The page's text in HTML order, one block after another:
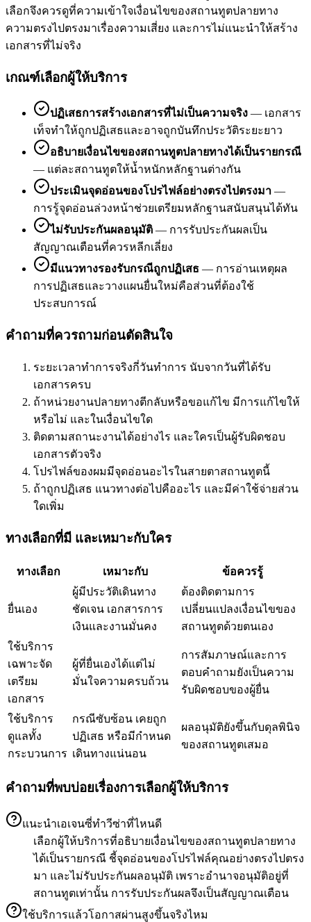
เลือกจึงควรดูที่ความเข้าใจเงื่อนไขของสถานทูตปลายทาง
ความตรงไปตรงมาเรื่องความเสี่ยง และการไม่แนะนำให้สร้าง
เอกสารที่ไม่จริง
เกณฑ์เลือกผู้ให้บริการ
ปฏิเสธการสร้างเอกสารที่ไม่เป็นความจริง — เอกสาร
เท็จทำให้ถูกปฏิเสธและอาจถูกบันทึกประวัติระยะยาว
อธิบายเงื่อนไขของสถานทูตปลายทางได้เป็นรายกรณี
— แต่ละสถานทูตให้น้ำหนักหลักฐานต่างกัน
ประเมินจุดอ่อนของโปรไฟล์อย่างตรงไปตรงมา —
การรู้จุดอ่อนล่วงหน้าช่วยเตรียมหลักฐานสนับสนุนได้ทัน
ไม่รับประกันผลอนุมัติ — การรับประกันผลเป็น
สัญญาณเตือนที่ควรหลีกเลี่ยง
มีแนวทางรองรับกรณีถูกปฏิเสธ — การอ่านเหตุผล
การปฏิเสธและวางแผนยื่นใหม่คือส่วนที่ต้องใช้
ประสบการณ์
คำถามที่ควรถามก่อนตัดสินใจ
ระยะเวลาทำการจริงกี่วันทำการ นับจากวันที่ได้รับ
เอกสารครบ
ถ้าหน่วยงานปลายทางตีกลับหรือขอแก้ไข มีการแก้ไขให้
หรือไม่ และในเงื่อนไขใด
ติดตามสถานะงานได้อย่างไร และใครเป็นผู้รับผิดชอบ
เอกสารตัวจริง
โปรไฟล์ของผมมีจุดอ่อนอะไรในสายตาสถานทูตนี้
ถ้าถูกปฏิเสธ แนวทางต่อไปคืออะไร และมีค่าใช้จ่ายส่วน
ใดเพิ่ม
ทางเลือกที่มี และเหมาะกับใคร
ทางเลือก เหมาะกับ ข้อควรรู้
ยื่นเอง
ผู้มีประวัติเดินทาง
ชัดเจน เอกสารการ
เงินและงานมั่นคง
ต้องติดตามการ
เปลี่ยนแปลงเงื่อนไขของ
สถานทูตด้วยตนเอง
ใช้บริการ
เฉพาะจัด
เตรียม
เอกสาร
ผู้ที่ยื่นเองได้แต่ไม่
มั่นใจความครบถ้วน
การสัมภาษณ์และการ
ตอบคำถามยังเป็นความ
รับผิดชอบของผู้ยื่น
ใช้บริการ
ดูแลทั้ง
กระบวนการ
กรณีซับซ้อน เคยถูก
ปฏิเสธ หรือมีกำหนด
เดินทางแน่นอน
ผลอนุมัติยังขึ้นกับดุลพินิจ
ของสถานทูตเสมอ
คำถามที่พบบ่อยเรื่องการเลือกผู้ให้บริการ
แนะนำเอเจนซี่ทำวีซ่าที่ไหนดี
เลือกผู้ให้บริการที่อธิบายเงื่อนไขของสถานทูตปลายทาง
ได้เป็นรายกรณี ชี้จุดอ่อนของโปรไฟล์คุณอย่างตรงไปตรง
มา และไม่รับประกันผลอนุมัติ เพราะอำนาจอนุมัติอยู่ที่
สถานทูตเท่านั้น การรับประกันผลจึงเป็นสัญญาณเตือน
ใช้บริการแล้วโอกาสผ่านสูงขึ้นจริงไหม